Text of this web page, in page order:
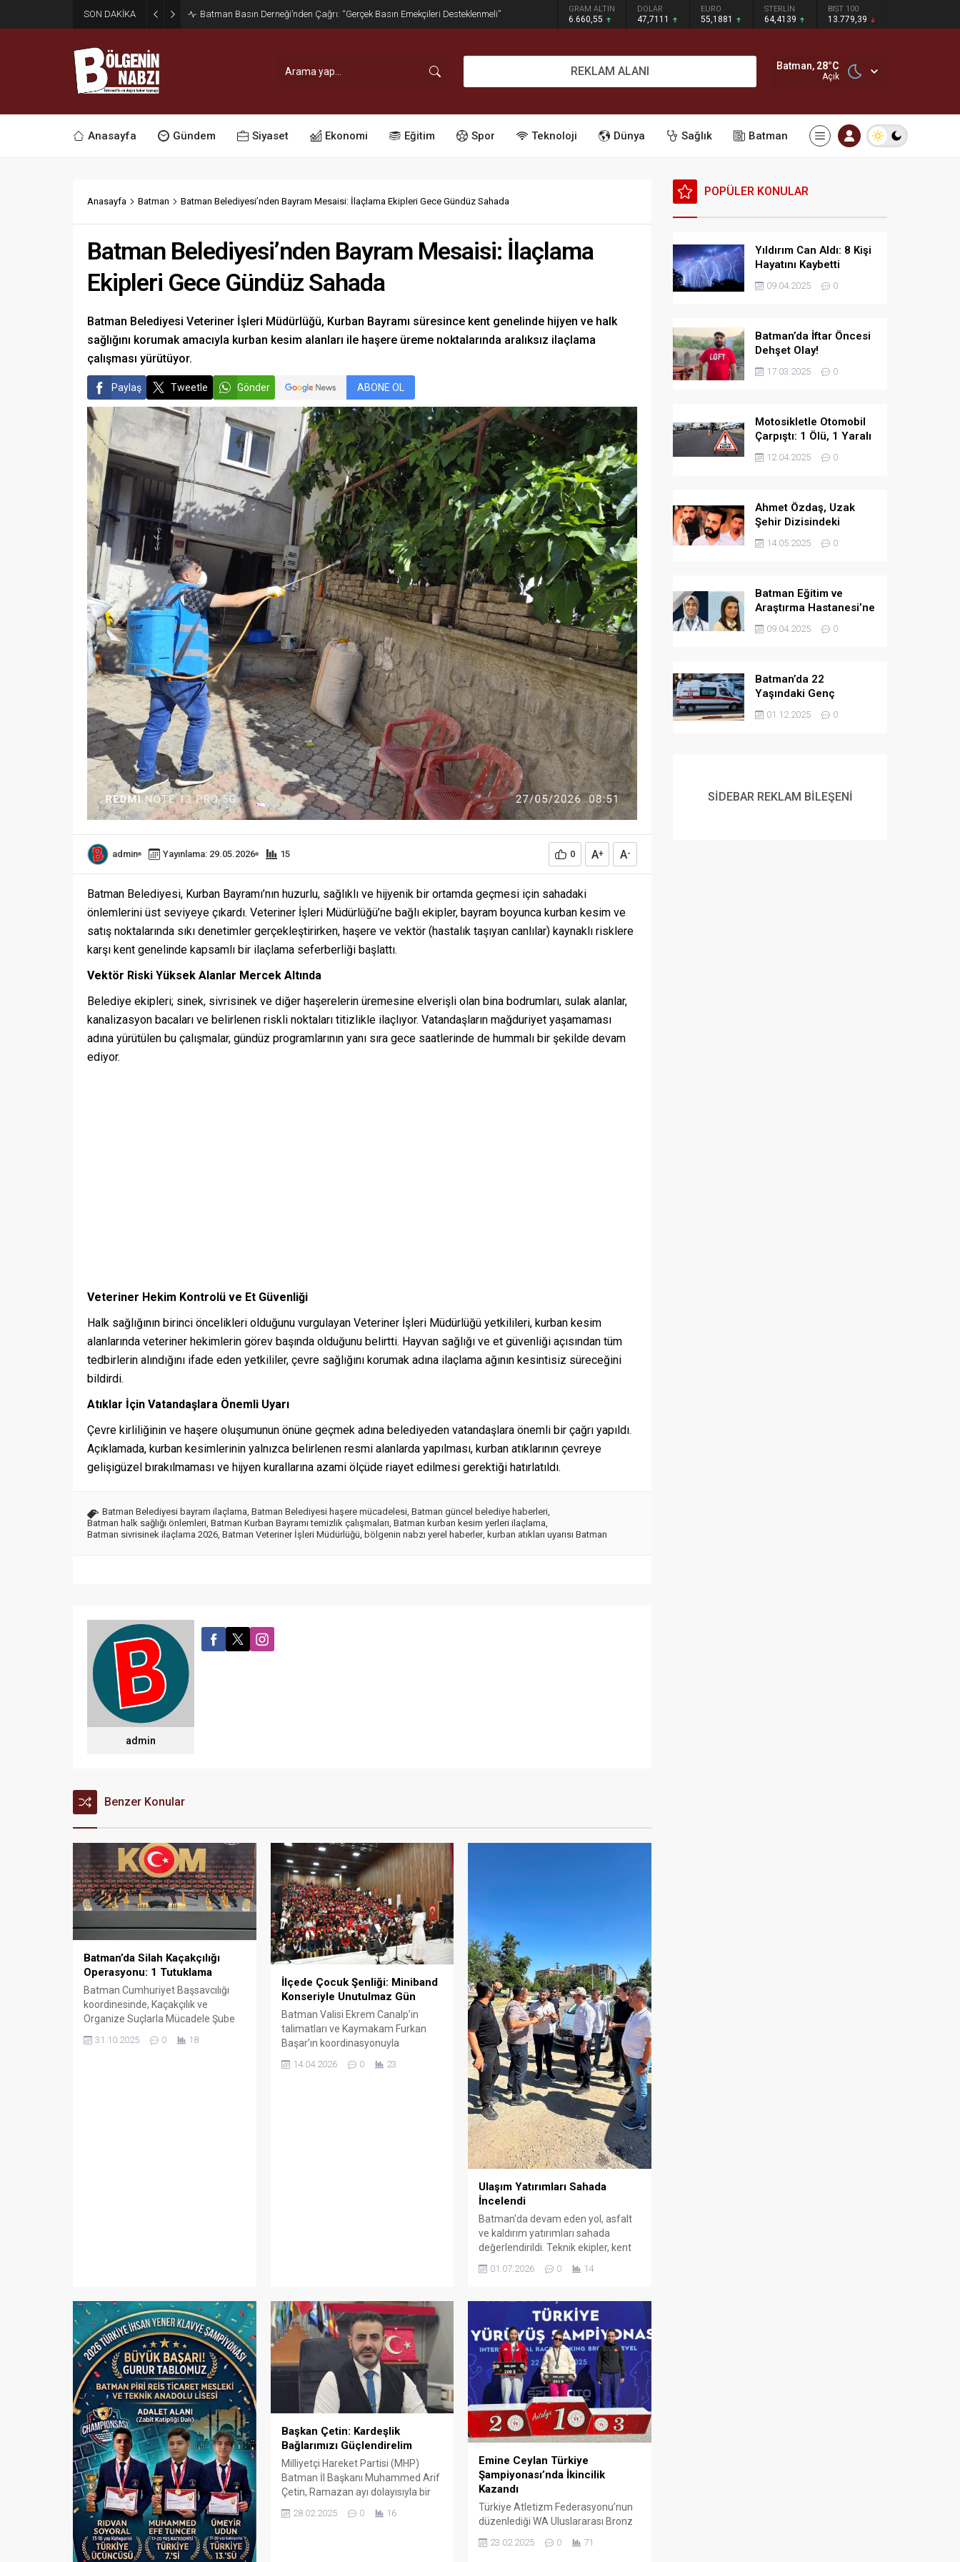
SON DAKİKA Zabıta Ekiplerinden Yol ve Kaldırım İşgaline Geçit Yok! GRAM ALTIN
6.660,55
DOLAR
47,7111
EURO
55,1881
STERLİN
64,4139
BIST 100
13.779,39
REKLAM ALANI Batman, 28°C
Açık
Anasayfa Gündem Siyaset Ekonomi Eğitim Spor Teknoloji Dünya Sağlık Batman
Anasayfa Batman Batman Belediyesi’nden Bayram Mesaisi: İlaçlama Ekipleri Gece Gündüz Sahada
Batman Belediyesi’nden Bayram Mesaisi: İlaçlama
Ekipleri Gece Gündüz Sahada
Batman Belediyesi Veteriner İşleri Müdürlüğü, Kurban Bayramı süresince kent genelinde hijyen ve halk
sağlığını korumak amacıyla kurban kesim alanları ile haşere üreme noktalarında aralıksız ilaçlama
çalışması yürütüyor.
Paylaş Tweetle Gönder ABONE OL
admin Yayınlama: 29.05.2026 15 0 A+ A-
Batman Belediyesi, Kurban Bayramı’nın huzurlu, sağlıklı ve hijyenik bir ortamda geçmesi için sahadaki
önlemlerini üst seviyeye çıkardı. Veteriner İşleri Müdürlüğü’ne bağlı ekipler, bayram boyunca kurban kesim ve
satış noktalarında sıkı denetimler gerçekleştirirken, haşere ve vektör (hastalık taşıyan canlılar) kaynaklı risklere
karşı kent genelinde kapsamlı bir ilaçlama seferberliği başlattı.
Vektör Riski Yüksek Alanlar Mercek Altında
Belediye ekipleri; sinek, sivrisinek ve diğer haşerelerin üremesine elverişli olan bina bodrumları, sulak alanlar,
kanalizasyon bacaları ve belirlenen riskli noktaları titizlikle ilaçlıyor. Vatandaşların mağduriyet yaşamaması
adına yürütülen bu çalışmalar, gündüz programlarının yanı sıra gece saatlerinde de hummalı bir şekilde devam
ediyor.
Veteriner Hekim Kontrolü ve Et Güvenliği
Halk sağlığının birinci öncelikleri olduğunu vurgulayan Veteriner İşleri Müdürlüğü yetkilileri, kurban kesim
alanlarında veteriner hekimlerin görev başında olduğunu belirtti. Hayvan sağlığı ve et güvenliği açısından tüm
tedbirlerin alındığını ifade eden yetkililer, çevre sağlığını korumak adına ilaçlama ağının kesintisiz süreceğini
bildirdi.
Atıklar İçin Vatandaşlara Önemli Uyarı
Çevre kirliliğinin ve haşere oluşumunun önüne geçmek adına belediyeden vatandaşlara önemli bir çağrı yapıldı.
Açıklamada, kurban kesimlerinin yalnızca belirlenen resmi alanlarda yapılması, kurban atıklarının çevreye
gelişigüzel bırakılmaması ve hijyen kurallarına azami ölçüde riayet edilmesi gerektiği hatırlatıldı.
Batman Belediyesi bayram ilaçlama Batman Belediyesi haşere mücadelesi Batman güncel belediye haberleri
Batman halk sağlığı önlemleri Batman Kurban Bayramı temizlik çalışmaları Batman kurban kesim yerleri ilaçlama
Batman sivrisinek ilaçlama 2026 Batman Veteriner İşleri Müdürlüğü bölgenin nabzı yerel haberler, kurban atıkları uyarısı Batman
admin
Benzer Konular
Batman’da Silah Kaçakçılığı
Operasyonu: 1 Tutuklama
Batman Cumhuriyet Başsavcılığı
koordinesinde, Kaçakçılık ve
Organize Suçlarla Mücadele Şube
kaçakçılığı ve ticaretinin
31.10.2025 0 18
İlçede Çocuk Şenliği: Miniband
Konseriyle Unutulmaz Gün
Batman Valisi Ekrem Canalp’in
talimatları ve Kaymakam Furkan
Başar’ın koordinasyonuyla
düzenlenen sosyal etkinlikler
kapsamında, yüzlerce çocuk
14.04.2026 0 23
Ulaşım Yatırımları Sahada
İncelendi
Batman'da devam eden yol, asfalt
ve kaldırım yatırımları sahada
değerlendirildi. Teknik ekipler, kent
yerinde inceleyerek çalışmaların
01.07.2026 0 14
Başkan Çetin: Kardeşlik
Bağlarımızı Güçlendirelim
Milliyetçi Hareket Partisi (MHP)
Batman İl Başkanı Muhammed Arif
Çetin, Ramazan ayı dolayısıyla bir
28.02.2025 0 16
Emine Ceylan Türkiye
Şampiyonası’nda İkincilik
Kazandı
Türkiye Atletizm Federasyonu’nun
düzenlediği WA Uluslararası Bronz
Kategori Yürüyüş Türkiye
Şampiyonası, Antalya Expo Park
23.02.2025 0 71
POPÜLER KONULAR
Yıldırım Can Aldı: 8 Kişi
Hayatını Kaybetti
09.04.2025 0
Batman’da İftar Öncesi
Dehşet Olay!
17.03.2025 0
Motosikletle Otomobil
Çarpıştı: 1 Ölü, 1 Yaralı
12.04.2025 0
Ahmet Özdaş, Uzak
Şehir Dizisindeki
Performansıyla Beğeni
Topladı
14.05.2025 0
Batman Eğitim ve
Araştırma Hastanesi’ne
İki Yeni Uzman Hekim
09.04.2025 0
Batman’da 22
Yaşındaki Genç
Yaşamına Son Verdi
01.12.2025 0
SİDEBAR REKLAM BİLEŞENİ